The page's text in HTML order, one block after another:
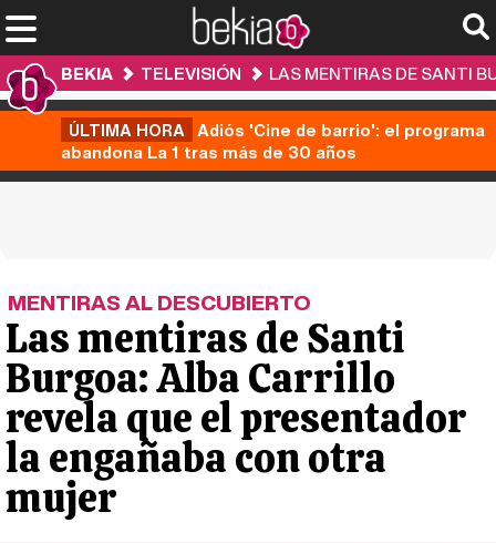
BEKIA TELEVISIÓN LAS MENTIRAS DE SANTI
ÚLTIMA HORA Adiós 'Cine de barrio': el programa
abandona La 1 tras más de 30 años
MENTIRAS AL DESCUBIERTO
Las mentiras de Santi
Burgoa: Alba Carrillo
revela que el presentador
la engañaba con otra
mujer